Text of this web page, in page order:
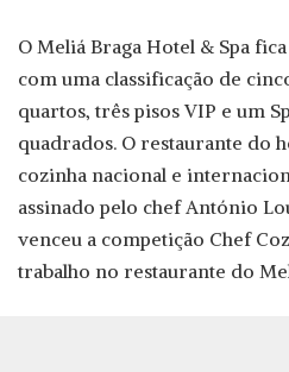
O Meliá Braga Hotel & Spa
com uma classificação de
quartos, três pisos VIP e um
quadrados. O restaurante do
cozinha nacional e
assinado pelo chef António
venceu a competição Chef
trabalho no restaurante do